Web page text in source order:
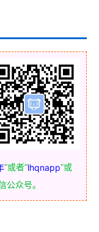
”或者“lhqnapp”或
公众号。